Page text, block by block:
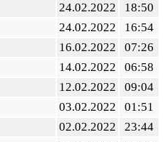
24.02.2022
18:50
24.02.2022
16:54
16.02.2022
07:26
14.02.2022
06:58
12.02.2022
09:04
03.02.2022
01:51
02.02.2022
23:44